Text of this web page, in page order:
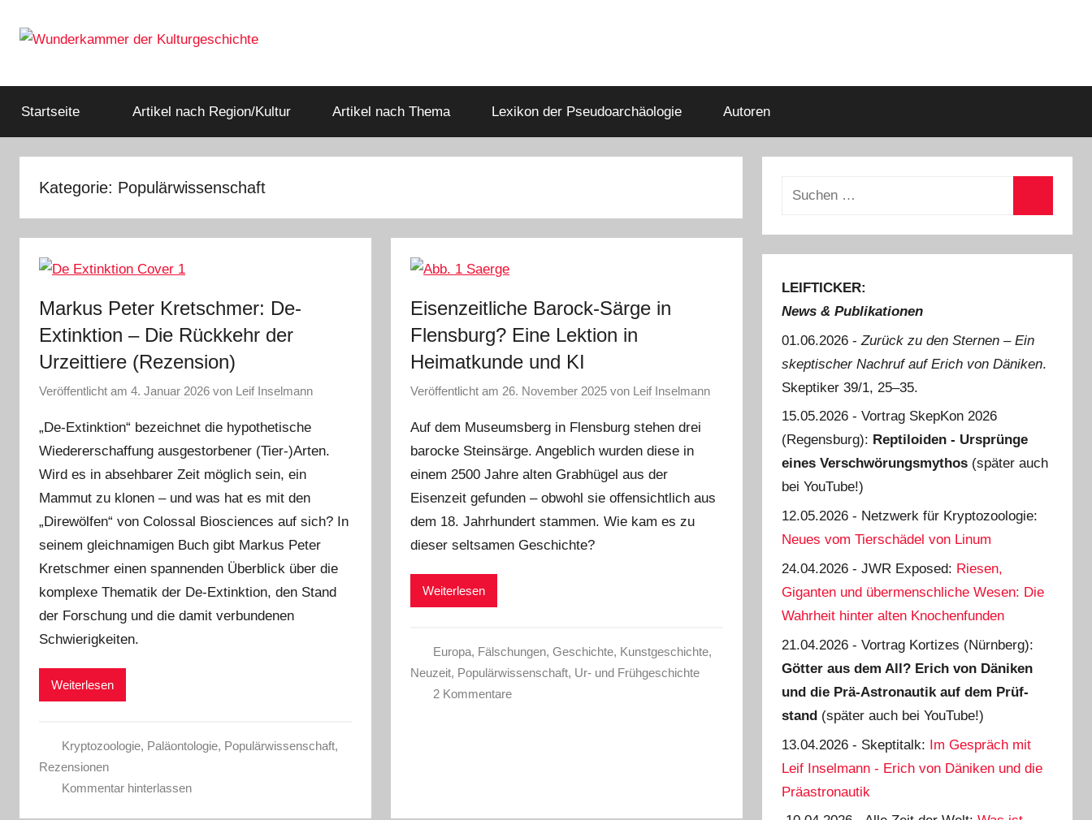
Inhalt
Wunderkammer
der
Kulturgeschichte
der
Geschichte
Startseite Artikel nach Region/Kultur Artikel nach Thema Lexikon der Pseudoarchäologie Autoren
Kategorie: Populärwissenschaft
Markus Peter Kretschmer: De-
Extinktion ‒ Die Rückkehr der
Urzeittiere (Rezension)
Veröffentlicht am 4. Januar 2026 von Leif Inselmann
„De-Extinktion“ bezeichnet die hypothetische
Wiedererschaffung ausgestorbener (Tier-)Arten.
Wird es in absehbarer Zeit möglich sein, ein
Mammut zu klonen – und was hat es mit den
„Direwölfen“ von Colossal Biosciences auf sich? In
seinem gleichnamigen Buch gibt Markus Peter
Kretschmer einen spannenden Überblick über die
komplexe Thematik der De-Extinktion, den Stand
der Forschung und die damit verbundenen
Schwierigkeiten.
Weiterlesen
Kryptozoologie, Paläontologie, Populärwissenschaft,
Rezensionen
Kommentar hinterlassen
Eisenzeitliche Barock-Särge in
Flensburg? Eine Lektion in
Heimatkunde und KI
Veröffentlicht am 26. November 2025 von Leif Inselmann
Auf dem Museumsberg in Flensburg stehen drei
barocke Steinsärge. Angeblich wurden diese in
einem 2500 Jahre alten Grabhügel aus der
Eisenzeit gefunden – obwohl sie offensichtlich aus
dem 18. Jahrhundert stammen. Wie kam es zu
dieser seltsamen Geschichte?
Weiterlesen
Europa, Fälschungen, Geschichte, Kunstgeschichte,
Neuzeit, Populärwissenschaft, Ur- und Frühgeschichte
2 Kommentare
Suchen
LEIFTICKER:
News & Publikationen
01.06.2026 -Zurück zu den Sternen ‒ Ein
skeptischer Nachruf auf Erich von Däniken.
Skeptiker 39/1, 25‒35.
15.05.2026 - Vortrag SkepKon 2026
(Regensburg): Reptiloiden - Ursprünge
eines Verschwörungsmythos (später auch
bei YouTube!)
12.05.2026 - Netzwerk für Kryptozoologie:
Neues vom Tierschädel von Linum
24.04.2026 - JWR Exposed: Riesen,
Giganten und übermenschliche Wesen: Die
Wahrheit hinter alten Knochenfunden
21.04.2026 - Vortrag Kortizes (Nürnberg):
Götter aus dem All? Erich von Däniken
und die Prä-Astro­nautik auf dem Prüf­
stand (später auch bei YouTube!)
13.04.2026 - Skeptitalk: Im Gespräch mit
Leif Inselmann - Erich von Däniken und die
Präastronautik